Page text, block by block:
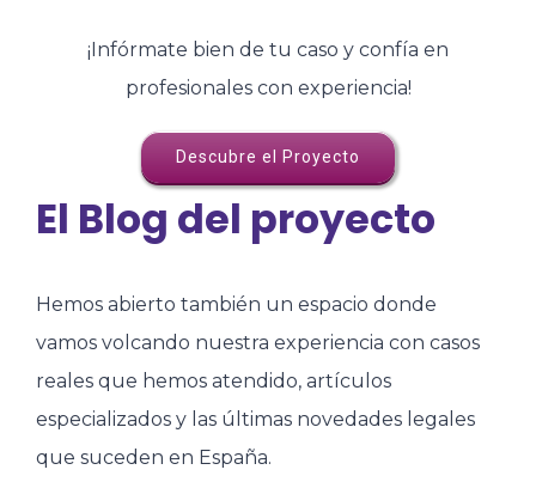
¡Infórmate bien de tu caso y confía en
profesionales con experiencia!
Descubre el Proyecto
El Blog del proyecto
Hemos abierto también un espacio donde
vamos volcando nuestra experiencia con casos
reales que hemos atendido, artículos
especializados y las últimas novedades legales
que suceden en España.